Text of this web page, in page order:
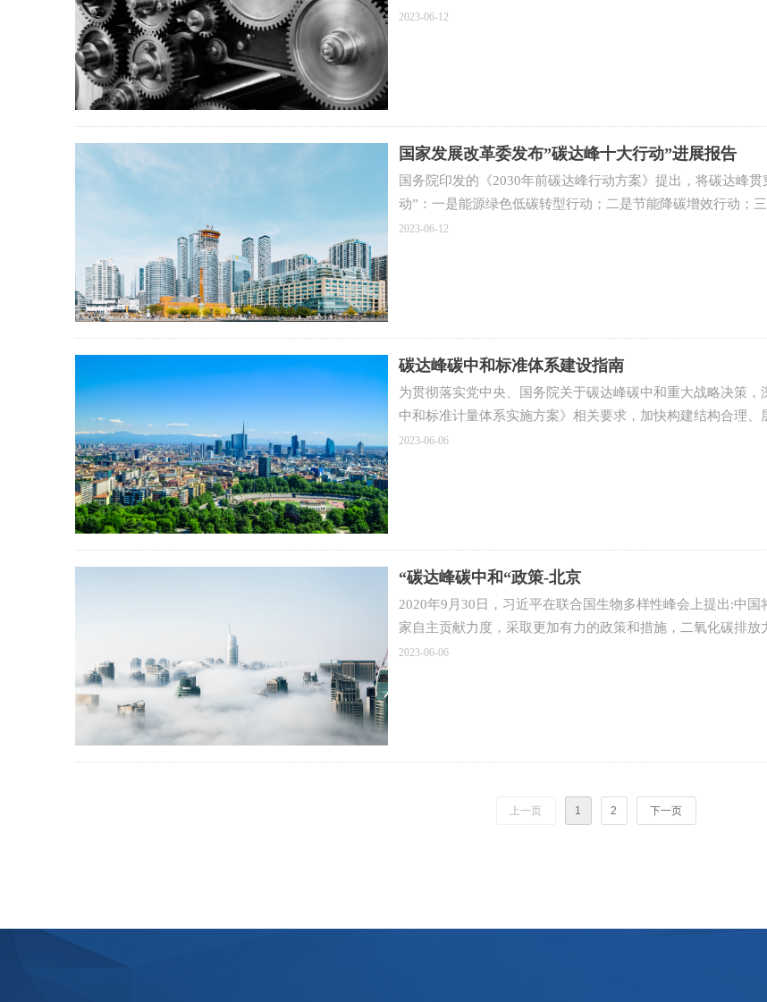
为实现应对气候变化《巴黎协定》确定的目标作出更大努力和
2023-06-12
国家发展改革委发布”碳达峰十大行动”进展报告
国务院印发的《2030年前碳达峰行动方案》提出，将碳达峰
动”：一是能源绿色低碳转型行动；二是节能降碳增效行动；
通运输绿色低碳行动；六是循环经济助力降碳行动；七是绿
2023-06-12
碳达峰碳中和标准体系建设指南
为贯彻落实党中央、国务院关于碳达峰碳中和重大战略决策
中和标准计量体系实施方案》相关要求，加快构建结构合理
系，制定本指南。
2023-06-06
“碳达峰碳中和“政策-北京
2020年9月30日，习近平在联合国生物多样性峰会上提出:中
家自主贡献力度，采取更加有力的政策和措施，二氧化碳排
为实现应对气候变化《巴黎协定》确定的目标作出更大努力和
2023-06-06
上一页 1 2 下一页